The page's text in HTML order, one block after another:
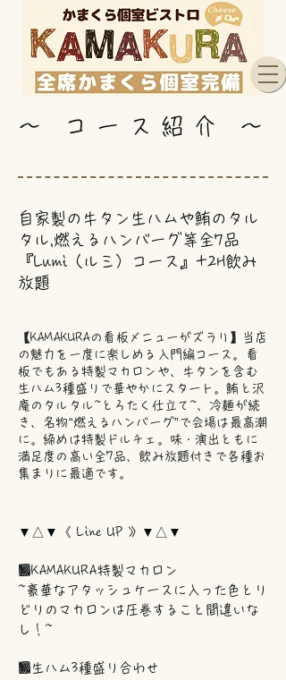
​〜 コ ー ス 紹 介 〜
自家製の牛タン生ハムや鮪のタル
タル,燃えるハンバーグ等全7品
『Lumi（ルミ）コース』+2H飲み
放題
【KAMAKURAの看板メニューがズラリ】当店
の魅力を一度に楽しめる入門編コース。看
板でもある特製マカロンや、牛タンを含む
生ハム3種盛りで華やかにスタート。鮪と沢
庵のタルタル~とろたく仕立て~、冷麺が続
き、名物“燃えるハンバーグ”で会場は最高潮
に。締めは特製ドルチェ。味・演出ともに
満足度の高い全7品、飲み放題付きで各種お
集まりに最適です。
▼△▼《 Line UP 》▼△▼
■KAMAKURA特製マカロン
~豪華なアタッシュケースに入った色とり
どりのマカロンは圧巻すること間違いな
し！~
■生ハム3種盛り合わせ